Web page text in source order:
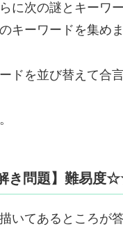
に次の謎とキーワ
キーワードを集めま
ドを並び替えて合
解き問題】難易
いてあるところが